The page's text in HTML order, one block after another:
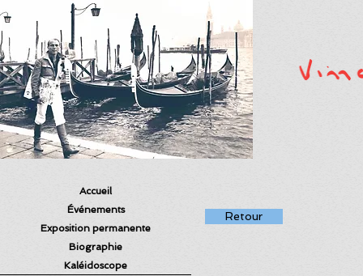
Retour
Accueil
Événements
Exposition permanente
Biographie
Kaléidoscope